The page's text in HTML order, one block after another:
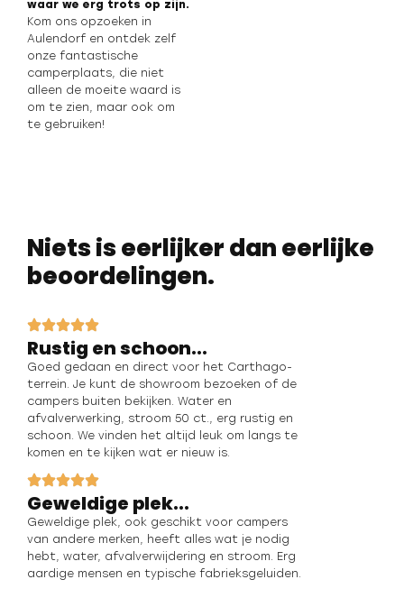
waar we erg trots op zijn.
Kom ons opzoeken in
Aulendorf en ontdek zelf
onze fantastische
camperplaats, die niet
alleen de moeite waard is
om te zien, maar ook om
te gebruiken!
Niets is eerlijker dan eerlijke
beoordelingen.
Rustig en schoon...
Goed gedaan en direct voor het Carthago-
terrein. Je kunt de showroom bezoeken of de
campers buiten bekijken. Water en
afvalverwerking, stroom 50 ct., erg rustig en
schoon. We vinden het altijd leuk om langs te
komen en te kijken wat er nieuw is.
Geweldige plek...
Geweldige plek, ook geschikt voor campers
van andere merken, heeft alles wat je nodig
hebt, water, afvalverwijdering en stroom. Erg
aardige mensen en typische fabrieksgeluiden.